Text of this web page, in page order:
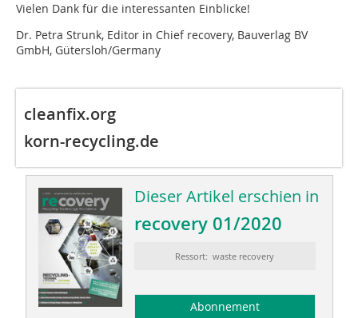
Vielen Dank für die interessanten Einblicke!
Dr. Petra Strunk, Editor in Chief recovery, Bauverlag BV
GmbH, Gütersloh/Germany
cleanfix.org
korn-recycling.de
Dieser Artikel erschien in
recovery 01/2020
Ressort: waste recovery
Abonnement